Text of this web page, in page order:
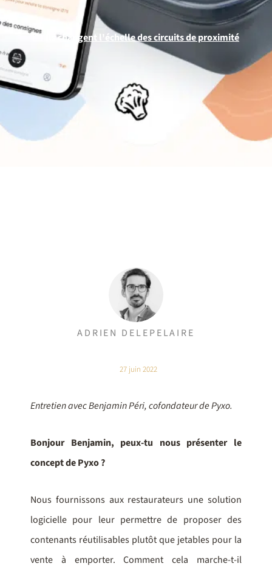
Ils changent l'échelle des circuits de proximité
ADRIEN DELEPELAIRE
27 juin 2022
Entretien avec Benjamin Péri, cofondateur de Pyxo.
Bonjour Benjamin, peux-tu nous présenter le
concept de Pyxo ?
Nous fournissons aux restaurateurs une solution
logicielle pour leur permettre de proposer des
contenants réutilisables plutôt que jetables pour la
vente à emporter. Comment cela marche-t-il